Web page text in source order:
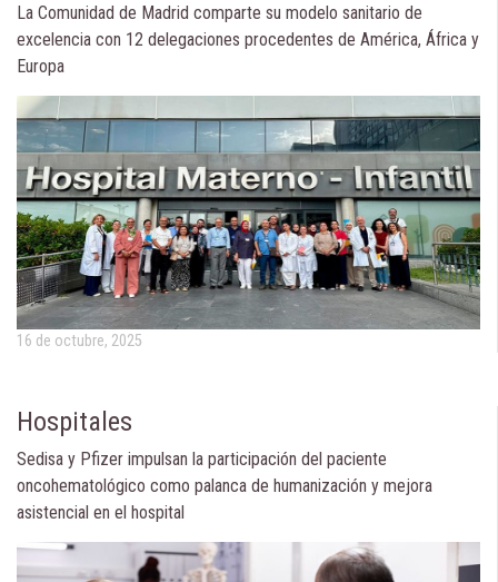
La Comunidad de Madrid comparte su modelo sanitario de
excelencia con 12 delegaciones procedentes de América, África y
Europa
16 de octubre, 2025
Hospitales
Sedisa y Pfizer impulsan la participación del paciente
oncohematológico como palanca de humanización y mejora
asistencial en el hospital